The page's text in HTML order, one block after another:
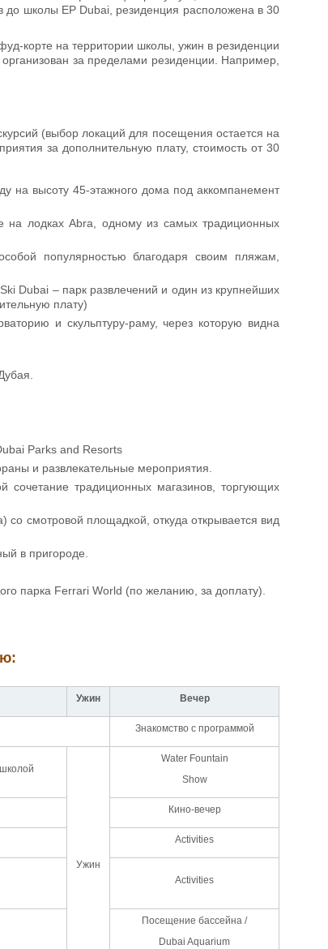
до школы EP Dubai, резиденция расположена в 30
корте на территории школы, ужин в резиденции
за пределами резиденции. Например,
(выбор локаций для посещения остается на
за дополнительную плату, стоимость от 30
высоту 45-этажного дома под аккомпанемент
на лодках Abra, одному из самых традиционных
популярностью благодаря своим пляжам,
Dubai – парк развлечений и один из крупнейших
плату)
и скульптуру-раму, через которую видна
Parks and Resorts
и развлекательные мероприятия.
традиционных магазинов, торгующих
смотровой площадкой, откуда открывается вид
в пригороде.
парка Ferrari World (по желанию, за доплату).
Ужин Вечер
Знакомство с программой
Ужин
Water Fountain
Show
Кино-вечер
Activities
Activities
Посещение бассейна /
Dubai Aquarium